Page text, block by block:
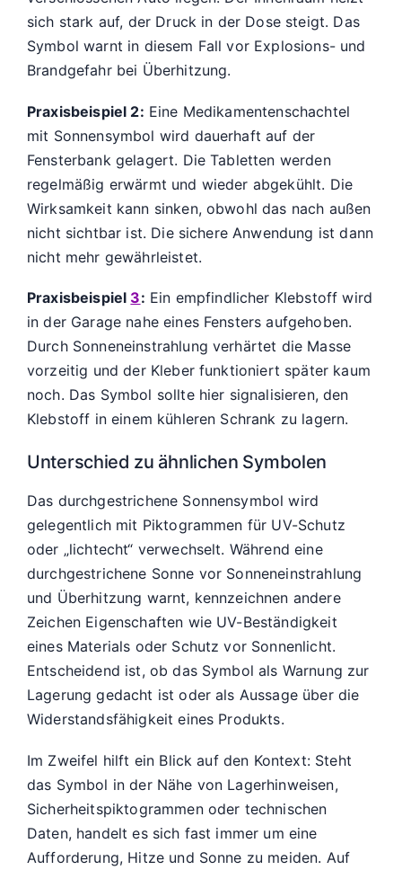
sich stark auf, der Druck in der Dose steigt. Das
Symbol warnt in diesem Fall vor Explosions- und
Brandgefahr bei Überhitzung.
Praxisbeispiel 2: Eine Medikamentenschachtel
mit Sonnensymbol wird dauerhaft auf der
Fensterbank gelagert. Die Tabletten werden
regelmäßig erwärmt und wieder abgekühlt. Die
Wirksamkeit kann sinken, obwohl das nach außen
nicht sichtbar ist. Die sichere Anwendung ist dann
nicht mehr gewährleistet.
Praxisbeispiel 3: Ein empfindlicher Klebstoff wird
in der Garage nahe eines Fensters aufgehoben.
Durch Sonneneinstrahlung verhärtet die Masse
vorzeitig und der Kleber funktioniert später kaum
noch. Das Symbol sollte hier signalisieren, den
Klebstoff in einem kühleren Schrank zu lagern.
Unterschied zu ähnlichen Symbolen
Das durchgestrichene Sonnensymbol wird
gelegentlich mit Piktogrammen für UV-Schutz
oder „lichtecht“ verwechselt. Während eine
durchgestrichene Sonne vor Sonneneinstrahlung
und Überhitzung warnt, kennzeichnen andere
Zeichen Eigenschaften wie UV-Beständigkeit
eines Materials oder Schutz vor Sonnenlicht.
Entscheidend ist, ob das Symbol als Warnung zur
Lagerung gedacht ist oder als Aussage über die
Widerstandsfähigkeit eines Produkts.
Im Zweifel hilft ein Blick auf den Kontext: Steht
das Symbol in der Nähe von Lagerhinweisen,
Sicherheitspiktogrammen oder technischen
Daten, handelt es sich fast immer um eine
Aufforderung, Hitze und Sonne zu meiden. Auf